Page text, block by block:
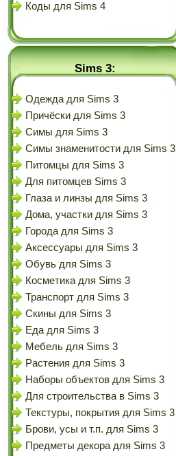
Коды для Sims 4
Sims 3:
Одежда для Sims 3
Причёски для Sims 3
Симы для Sims 3
Симы знаменитости для Sims 3
Питомцы для Sims 3
Для питомцев Sims 3
Глаза и линзы для Sims 3
Дома, участки для Sims 3
Города для Sims 3
Аксессуары для Sims 3
Обувь для Sims 3
Косметика для Sims 3
Транспорт для Sims 3
Скины для Sims 3
Еда для Sims 3
Мебель для Sims 3
Растения для Sims 3
Наборы объектов для Sims 3
Для строительства в Sims 3
Текстуры, покрытия для Sims 3
Брови, усы и т.п. для Sims 3
Предметы декора для Sims 3